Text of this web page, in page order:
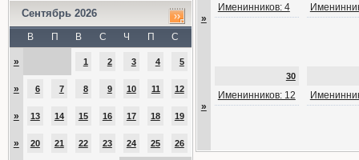
Сентябрь 2026
В П В С Ч П С
» 1 2 3 4 5
» 6 7 8 9 10 11 12
» 13 14 15 16 17 18 19
» 20 21 22 23 24 25 26
»
Именинников: 4
»
30
Именинников: 12